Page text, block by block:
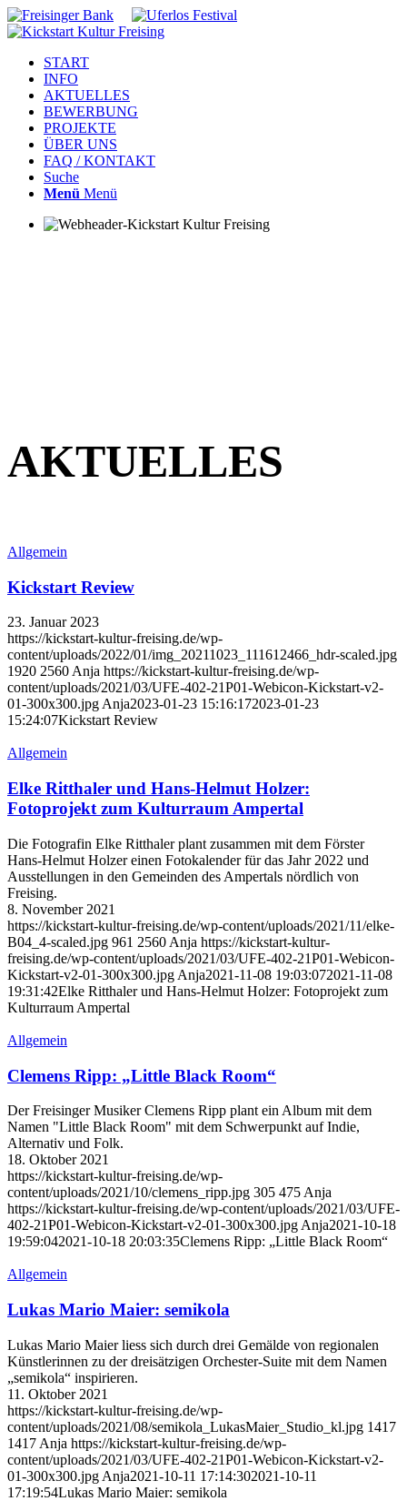
START
INFO
AKTUELLES
BEWERBUNG
PROJEKTE
ÜBER UNS
FAQ / KONTAKT
Suche
Menü Menü
AKTUELLES
Allgemein
Kickstart Review
23. Januar 2023
https://kickstart-kultur-freising.de/wp-
content/uploads/2022/01/img_20211023_111612466_hdr-scaled.jpg
1920 2560 Anja https://kickstart-kultur-freising.de/wp-
content/uploads/2021/03/UFE-402-21P01-Webicon-Kickstart-v2-
01-300x300.jpg Anja2023-01-23 15:16:172023-01-23
15:24:07Kickstart Review
Allgemein
Elke Ritthaler und Hans-Helmut Holzer:
Fotoprojekt zum Kulturraum Ampertal
Die Fotografin Elke Ritthaler plant zusammen mit dem Förster
Hans-Helmut Holzer einen Fotokalender für das Jahr 2022 und
Ausstellungen in den Gemeinden des Ampertals nördlich von
Freising.
8. November 2021
https://kickstart-kultur-freising.de/wp-content/uploads/2021/11/elke-
B04_4-scaled.jpg 961 2560 Anja https://kickstart-kultur-
freising.de/wp-content/uploads/2021/03/UFE-402-21P01-Webicon-
Kickstart-v2-01-300x300.jpg Anja2021-11-08 19:03:072021-11-08
19:31:42Elke Ritthaler und Hans-Helmut Holzer: Fotoprojekt zum
Kulturraum Ampertal
Allgemein
Clemens Ripp: „Little Black Room“
Der Freisinger Musiker Clemens Ripp plant ein Album mit dem
Namen "Little Black Room" mit dem Schwerpunkt auf Indie,
Alternativ und Folk.
18. Oktober 2021
https://kickstart-kultur-freising.de/wp-
content/uploads/2021/10/clemens_ripp.jpg 305 475 Anja
https://kickstart-kultur-freising.de/wp-content/uploads/2021/03/UFE-
402-21P01-Webicon-Kickstart-v2-01-300x300.jpg Anja2021-10-18
19:59:042021-10-18 20:03:35Clemens Ripp: „Little Black Room“
Allgemein
Lukas Mario Maier: semikola
Lukas Mario Maier liess sich durch drei Gemälde von regionalen
Künstlerinnen zu der dreisätzigen Orchester-Suite mit dem Namen
„semikola“ inspirieren.
11. Oktober 2021
https://kickstart-kultur-freising.de/wp-
content/uploads/2021/08/semikola_LukasMaier_Studio_kl.jpg 1417
1417 Anja https://kickstart-kultur-freising.de/wp-
content/uploads/2021/03/UFE-402-21P01-Webicon-Kickstart-v2-
01-300x300.jpg Anja2021-10-11 17:14:302021-10-11
17:19:54Lukas Mario Maier: semikola